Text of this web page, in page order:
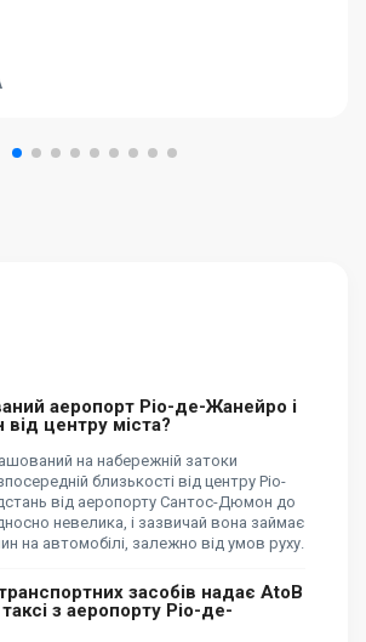
аеропорт Ріо-де-Жанейро і
від центру міста?
на набережній затоки
близькості від центру Ріо-
від аеропорту Сантос-Дюмон до
невелика, і зазвичай вона займає
на автомобілі, залежно від умов руху.
засобів надає AtoB
з аеропорту Ріо-де-